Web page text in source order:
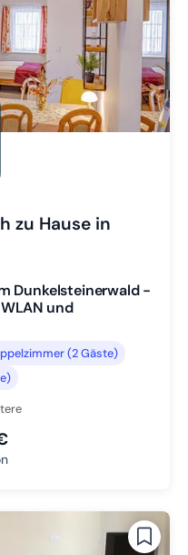
Slide 1 wechseln
Slide 2 wechseln
Slide 3 wechseln
Slide 4 wechseln
Slide 5 wechseln
6 wechseln
zu Hause in
Dunkelsteinerwald -
und
(2 Gäste)